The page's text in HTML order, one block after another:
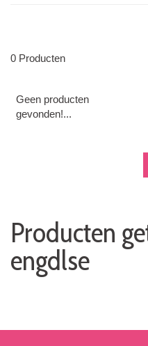
0 Producten
Geen producten
gevonden!...
Producten
engdlse